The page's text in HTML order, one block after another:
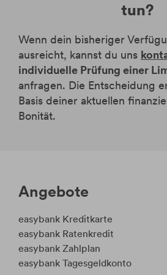
tun?
Wenn dein bisheriger
ausreicht, kannst du uns
individuelle Prüfung einer
anfragen. Die Entscheidung
Basis deiner aktuellen
Bonität.
Angebote
easybank Kreditkarte
easybank Ratenkredit
easybank Zahlplan
easybank Tagesgeldkonto